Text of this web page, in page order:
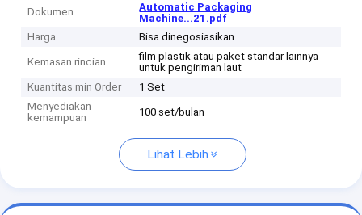
Dokumen
Automatic Packaging
Machine...21.pdf
Harga
Bisa dinegosiasikan
Kemasan rincian
film plastik atau paket standar lainnya
untuk pengiriman laut
Kuantitas min Order
1 Set
Menyediakan
kemampuan
100 set/bulan
Lihat Lebih